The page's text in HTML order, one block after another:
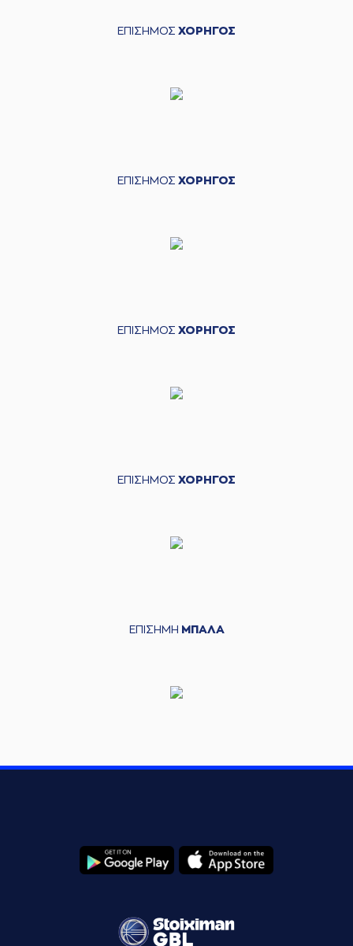
ΕΠΙΣΗΜΟΣ ΧΟΡΗΓΟΣ
ΕΠΙΣΗΜΟΣ ΧΟΡΗΓΟΣ
ΕΠΙΣΗΜΟΣ ΧΟΡΗΓΟΣ
ΕΠΙΣΗΜΟΣ ΧΟΡΗΓΟΣ
ΕΠΙΣΗΜΗ ΜΠΑΛΑ